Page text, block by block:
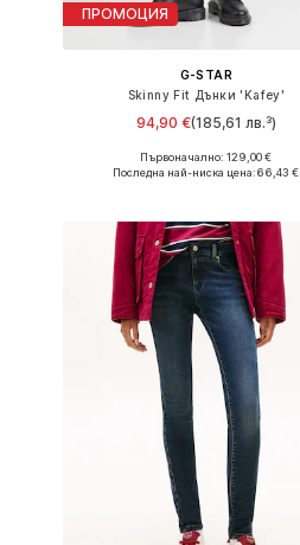
ПРОМОЦИЯ
G-STAR
Skinny Fit Дънки 'Kafey'
94,90 €(185,61 лв.³)
Предлага се в много размери
Първоначално: 129,00 €
Последна най-ниска цена:66,43 €